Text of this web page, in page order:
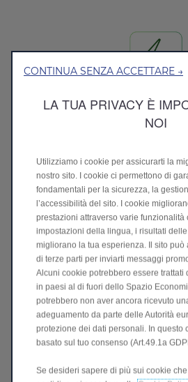
generatore solo sotto il 15 % – ideale
chilometri in
EV
CONTINUA SENZA ACCETTARE →
LA TUA PRIVACY È
NOI
Utilizziamo i cookie per assicurarti la
nostro sito. I cookie ci permettono di
fondamentali per la sicurezza, la
l’accessibilità del sito. I cookie
prestazioni attraverso varie funzionalità
impostazioni della lingua, i risultati
migliorano la tua esperienza. Il sito può
di terze parti per inviarti messaggi
Alcuni cookie potrebbero essere trattati
in paesi al di fuori dello Spazio
potrebbero non aver ancora ricevuto
adeguamento da parte delle Autorità
protezione dei dati personali. In questo
basato sul tuo consenso (Art.49.1a
Se desideri sapere di più sui cookie